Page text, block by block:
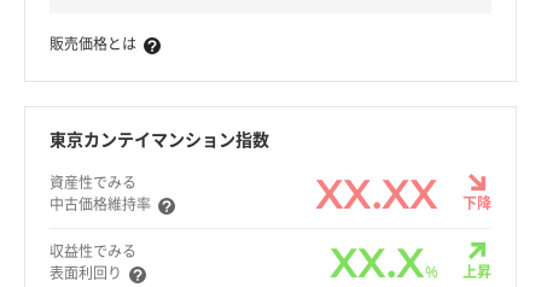
販売価格とは
東京カンテイマンション指数
資産性でみる
中古価格維持率
XX.XX 下降
収益性でみる
表面利回り
XX.X% 上昇